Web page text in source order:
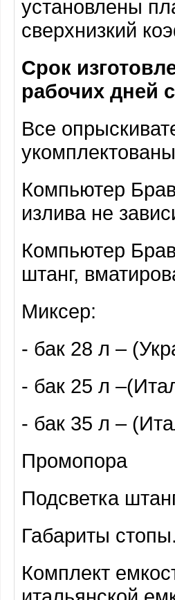
установлены
сверхнизкий
Срок
рабочих дней
Все
Компьютер
излива не
Компьютер
штанг,
Миксер:
- бак 28 л –
- бак 25 л
- бак 35 л –
Промопора
Подсветка
Габариты
Комплект